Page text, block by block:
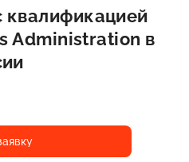
Administration в